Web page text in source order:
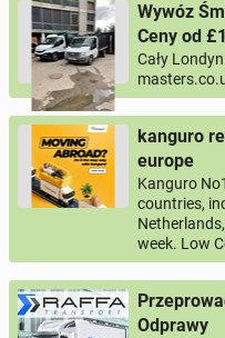
Wywóz
Ceny od
Cały
kanguro
europe
Kanguro
countries,
week. Low
Odprawy